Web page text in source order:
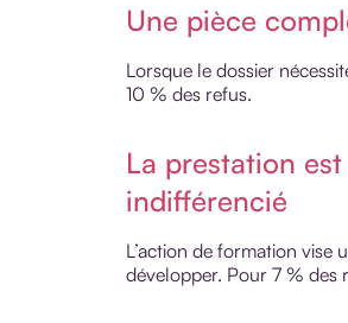
Une pièce
Lorsque le dossier
10 % des refus.
La prestation
indifférencié
L’action de formation vise
développer. Pour 7 % des